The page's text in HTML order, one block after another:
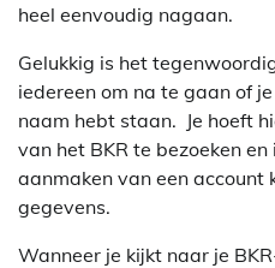
heel eenvoudig nagaan.
Gelukkig is het
iedereen om na te gaan of
naam hebt staan. Je hoeft
van het BKR te bezoeken
aanmaken van een account
gegevens.
Wanneer je kijkt naar je